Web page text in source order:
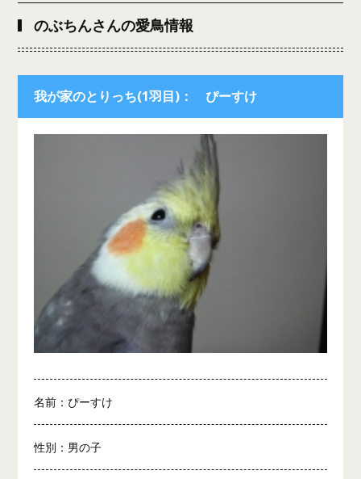
のぶちんさんの愛鳥情報
我が家のとりっち(1羽目)： ぴーすけ
名前：ぴーすけ
性別：男の子